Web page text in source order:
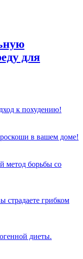
для
к похудению!
в вашем доме!
метод борьбы со
страдаете грибком
диеты.